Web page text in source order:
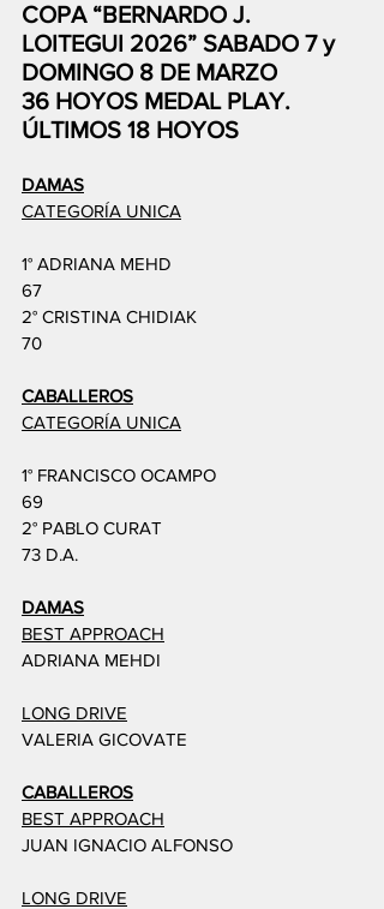
COPA “BERNARDO J.
LOITEGUI 2026” SABADO 7 y
DOMINGO 8 DE MARZO
36 HOYOS MEDAL PLAY.
ÚLTIMOS 18 HOYOS
DAMAS
CATEGORÍA UNICA
1° ADRIANA MEHD
67
2° CRISTINA CHIDIAK
70
CABALLEROS
CATEGORÍA UNICA
1° FRANCISCO OCAMPO
69
2° PABLO CURAT
73 D.A.
DAMAS
BEST APPROACH
ADRIANA MEHDI
LONG DRIVE
VALERIA GICOVATE
CABALLEROS
BEST APPROACH
JUAN IGNACIO ALFONSO
LONG DRIVE